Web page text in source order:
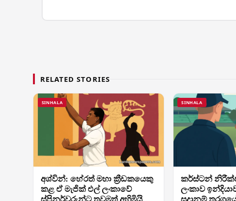
RELATED STORIES
SINHALA
අශ්වින්: හේරත් මහා ක්‍රීඩකයෙකු
කළ ඒ මැජික් එල් ලංකාවේ
SINHALA
කර්ස්ටන්
ලංකාව